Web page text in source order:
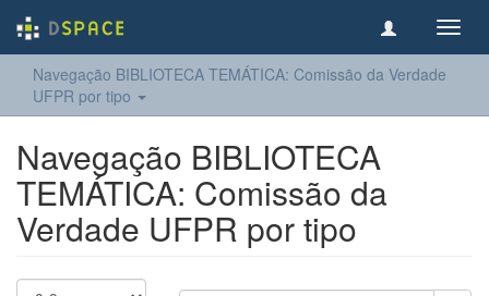
Navegação BIBLIOTECA TEMÁTICA: Comissão da Verdade
UFPR por tipo
Navegação BIBLIOTECA
TEMÁTICA: Comissão da
Verdade UFPR por tipo